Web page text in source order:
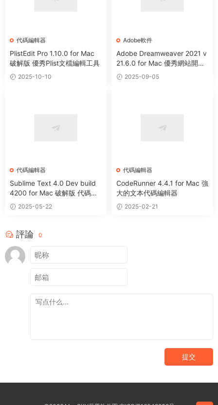
代碼編輯器
PlistEdit Pro 1.10.0 for Mac
破解版 優秀Plist文檔編輯工具
2025-10-10
Adobe軟件
Adobe Dreamweaver 2021 v
21.6.0 for Mac 優秀網站開發
網頁代碼編輯器
2025-09-05
代碼編輯器
Sublime Text 4.0 Dev build
4200 for Mac 破解版 代碼編
輯器軟件
2025-05-22
代碼編輯器
CodeRunner 4.4.1 for Mac 強
大的文本代碼編輯器
2025-02-21
評論 0
提交